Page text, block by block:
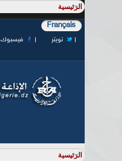
Français
فيسبوك
تويتر